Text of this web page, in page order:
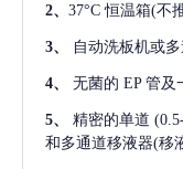
2、 37°C 恒温箱(不
3、 自动洗板机或
4、 无菌的 EP 管及
5、 精密的单道
和多通道移液器(移